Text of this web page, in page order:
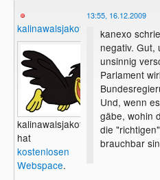
kalinawalsjakoff
kalinawalsjakoff
hat
kostenlosen
Webspace.
13:55, 16.12.2009
kanexo
negativ. Gut,
unsinnig
Parlament
Und, wenn
gäbe, wohin
die
brauchbar
Seht das